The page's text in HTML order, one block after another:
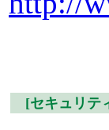
[セキュリテ